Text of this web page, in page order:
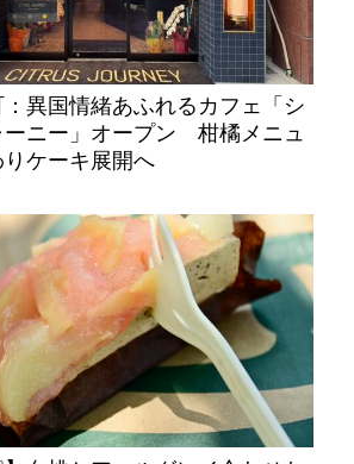
異国情緒あふれるカフェ「シ
ーニー」オープン 柑橘メニュ
ケーキ展開へ